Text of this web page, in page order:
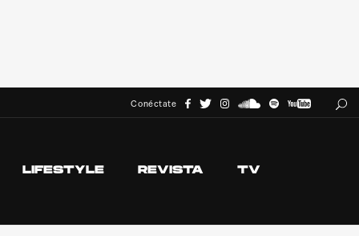
Conéctate
LIFESTYLE REVISTA TV